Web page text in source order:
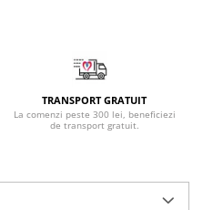
TRANSPORT GRATUIT
La comenzi peste 300 lei, beneficiezi
de transport gratuit.